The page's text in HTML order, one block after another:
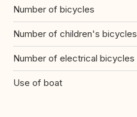
Number of bicycles
Number of children's bicycles
Number of electrical bicycles
Use of boat